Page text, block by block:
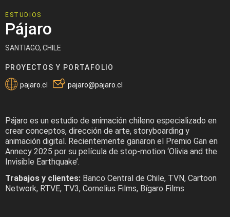
ESTUDIOS
Pájaro
SANTIAGO, CHILE
PROYECTOS Y PORTAFOLIO
pajaro.cl pajaro@pajaro.cl
Pájaro es un estudio de animación chileno especializado en
crear conceptos, dirección de arte, storyboarding y
animación digital. Recientemente ganaron el Premio Gan en
Annecy 2025 por su película de stop-motion ‘Olivia and the
Invisible Earthquake’.
Trabajos y clientes: Banco Central de Chile, TVN, Cartoon
Network, RTVE, TV3, Cornelius Films, Bígaro Films